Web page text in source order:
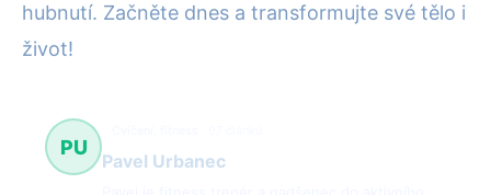
hubnutí. Začněte dnes a transformujte své tělo i
život!
PU
Pavel Urbanec